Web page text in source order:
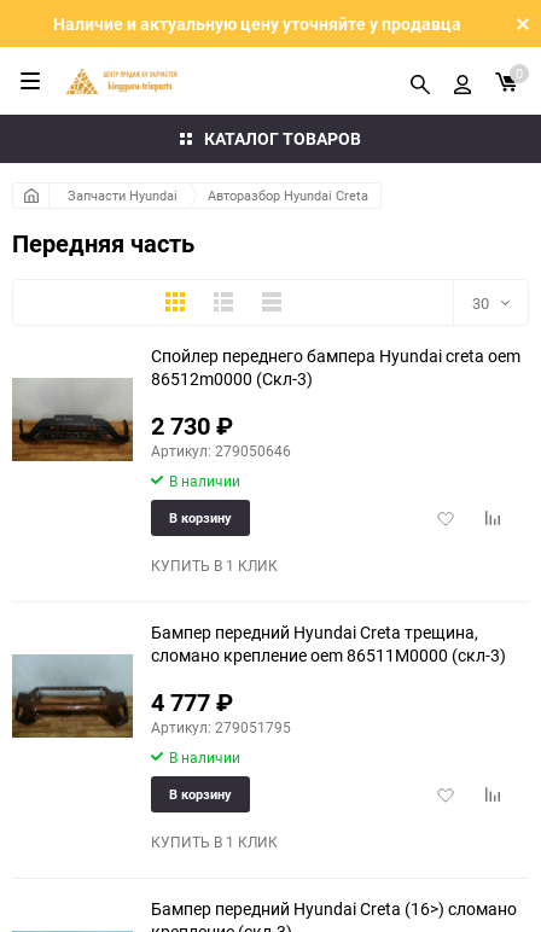
Наличие и актуальную цену уточняйте у продавца
КАТАЛОГ ТОВАРОВ
0
Запчасти Hyundai Авторазбор Hyundai Creta
Передняя часть
ПлиткаПодробноКомпактно 30
30
150
Спойлер переднего бампера Hyundai creta oem
86512m0000 (Скл-3)
2 730₽
Артикул: 279050646
В наличии
Добавить
В корзину
КУПИТЬ В 1 КЛИК
Бампер передний Hyundai Creta трещина,
сломано крепление oem 86511M0000 (скл-3)
4 777₽
Артикул: 279051795
В наличии
Добавить
В корзину
КУПИТЬ В 1 КЛИК
Бампер передний Hyundai Creta (16>) сломано